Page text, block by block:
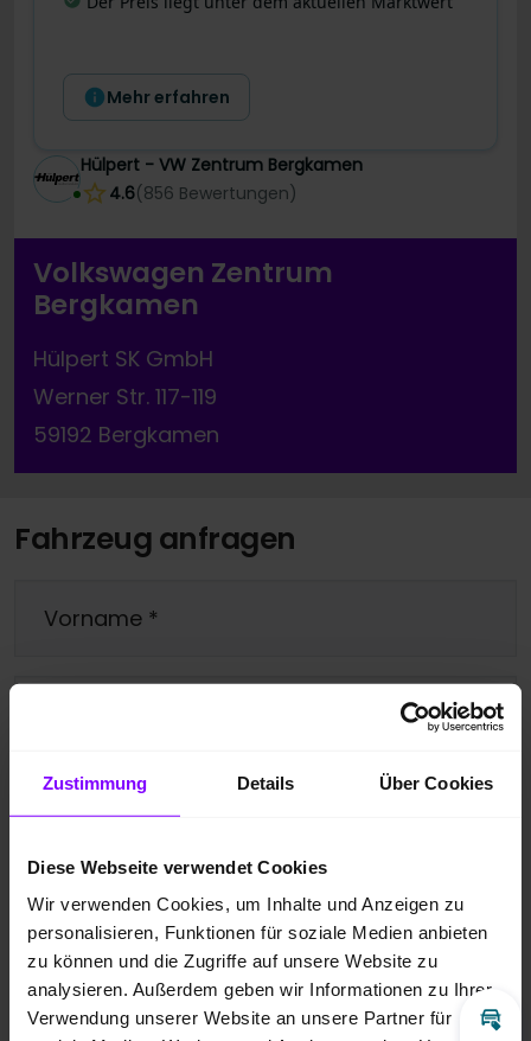
Zustimmung Details Über Cookies
Diese Webseite verwendet Cookies
Wir verwenden Cookies, um Inhalte und Anzeigen zu
personalisieren, Funktionen für soziale Medien anbieten
zu können und die Zugriffe auf unsere Website zu
analysieren. Außerdem geben wir Informationen zu Ihrer
Verwendung unserer Website an unsere Partner für
Mehr erfahren
Hülpert - VW Zentrum Bergkamen
4.6(856 Bewertungen)
Volkswagen Zentrum
Bergkamen
Hülpert SK GmbH
Werner Str. 117-119
59192 Bergkamen
Fahrzeug anfragen
Vorname *
Telefonnummer
E-Mail*
Ihre Nachricht*